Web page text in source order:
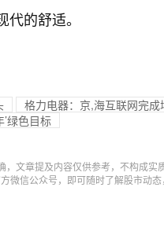
的舒适。
格力电器：京,海互联网完
绿色目标
，文章提及内容仅供参考，不构成实
微信公众号，即可随时了解股市动